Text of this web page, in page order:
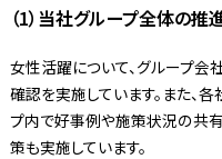
（1）当社グループ全体の
女性活躍について、グループ
確認を実施しています。また、
プ内で好事例や施策状況の共
策も実施しています。